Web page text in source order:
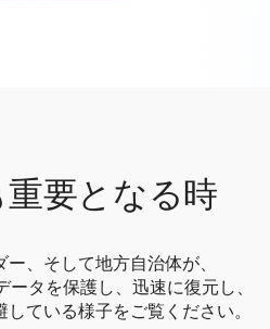
要となる時
、そして地方自治体が、
タを保護し、迅速に復元し、
ている様子をご覧ください。